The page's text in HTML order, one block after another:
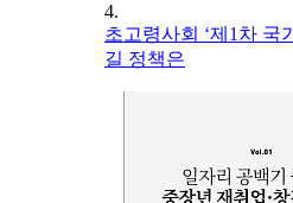
4.
초고령사회 ‘제1차 국
길 정책은